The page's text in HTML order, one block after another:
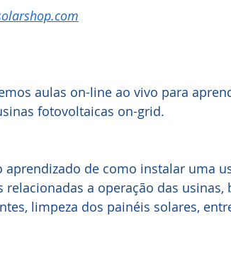
aulas on-line ao vivo para
fotovoltaicas on-grid.
aprendizado de como instalar uma
relacionadas a operação das usinas,
limpeza dos painéis solares,